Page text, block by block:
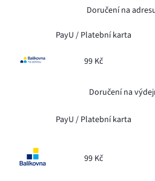
Doručení na
PayU / Platební karta
99 Kč
Doručení na
PayU / Platební karta
99 Kč